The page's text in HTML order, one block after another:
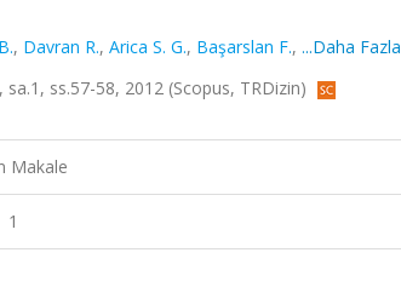
, Davran R., Arica S. G., Başarslan F., ...Daha Fazla
ss.57-58, 2012 (Scopus, TRDizin)
Makale
1